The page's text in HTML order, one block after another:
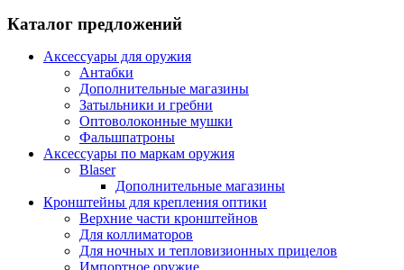
Каталог предложений
Аксессуары для оружия
Антабки
Дополнительные магазины
Затыльники и гребни
Оптоволоконные мушки
Фальшпатроны
Аксессуары по маркам оружия
Blaser
Дополнительные магазины
Кронштейны для крепления оптики
Верхние части кронштейнов
Для коллиматоров
Для ночных и тепловизионных прицелов
Импортное оружие